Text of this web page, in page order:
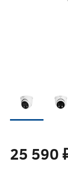
25 590